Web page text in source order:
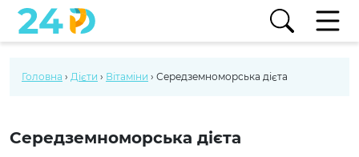
Головна › Дієти › Вітаміни › Середземноморська дієта
Середземноморська дієта